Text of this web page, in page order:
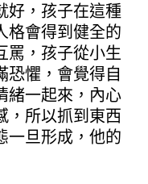
好，孩子在這種
格會得到健全的
罵，孩子從小生
恐懼，會覺得自
緒一起來，內心
，所以抓到東西
一旦形成，他的